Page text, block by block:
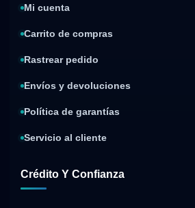
Mi cuenta
Carrito de compras
Rastrear pedido
Envíos y devoluciones
Política de garantías
Servicio al cliente
Crédito Y Confianza